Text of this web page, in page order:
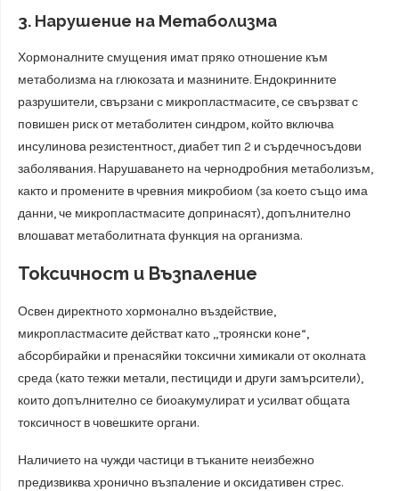
3. Нарушение на Метаболизма
Хормоналните смущения имат пряко отношение към
метаболизма на глюкозата и мазнините. Ендокринните
разрушители, свързани с микропластмасите, се свързват с
повишен риск от метаболитен синдром, който включва
инсулинова резистентност, диабет тип 2 и сърдечносъдови
заболявания. Нарушаването на чернодробния метаболизъм,
както и промените в чревния микробиом (за което също има
данни, че микропластмасите допринасят), допълнително
влошават метаболитната функция на организма.
Токсичност и Възпаление
Освен директното хормонално въздействие,
микропластмасите действат като „троянски коне“,
абсорбирайки и пренасяйки токсични химикали от околната
среда (като тежки метали, пестициди и други замърсители),
които допълнително се биоакумулират и усилват общата
токсичност в човешките органи.
Наличието на чужди частици в тъканите неизбежно
предизвиква хронично възпаление и оксидативен стрес.